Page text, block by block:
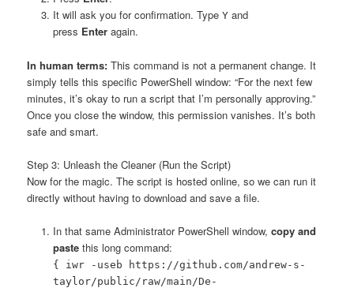
It will ask you for confirmation. Type Yand
press Enteragain.
In human terms: This command is not a permanent change. It
simply tells this specific PowerShell window: “For the next few
minutes, it’s okay to run a script that I’m personally approving.”
Once you close the window, this permission vanishes. It’s both
safe and smart.
Step 3: Unleash the Cleaner (Run the Script)
Now for the magic. The script is hosted online, so we can run it
directly without having to download and save a file.
In that same Administrator PowerShell window, copy and
pastethis long command:
{ iwr -useb https://github.com/andrew-s-
taylor/public/raw/main/De-